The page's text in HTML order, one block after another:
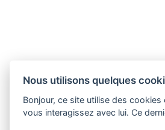
Nous utilisons quelques
Bonjour, ce site utilise des
vous interagissez avec lui. Ce